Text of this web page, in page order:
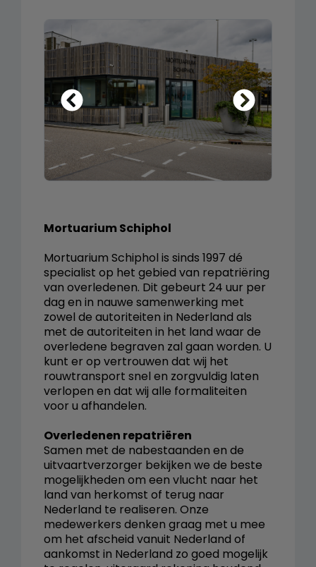
Mortuarium Schiphol
Mortuarium Schiphol is sinds 1997 dé
specialist op het gebied van repatriëring
van overledenen. Dit gebeurt 24 uur per
dag en in nauwe samenwerking met
zowel de autoriteiten in Nederland als
met de autoriteiten in het land waar de
overledene begraven zal gaan worden. U
kunt er op vertrouwen dat wij het
rouwtransport snel en zorgvuldig laten
verlopen en dat wij alle formaliteiten
voor u afhandelen.
Overledenen repatriëren
Samen met de nabestaanden en de
uitvaartverzorger bekijken we de beste
mogelijkheden om een vlucht naar het
land van herkomst of terug naar
Nederland te realiseren. Onze
medewerkers denken graag met u mee
om het afscheid vanuit Nederland of
aankomst in Nederland zo goed mogelijk